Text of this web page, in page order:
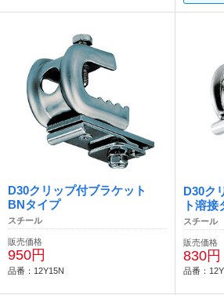
D30クリップ付ブラケット
BNタイプ
スチール
販売価格
950円
品番：12Y15N
D30ク
ト溶接
スチール
販売価格
830円
品番：